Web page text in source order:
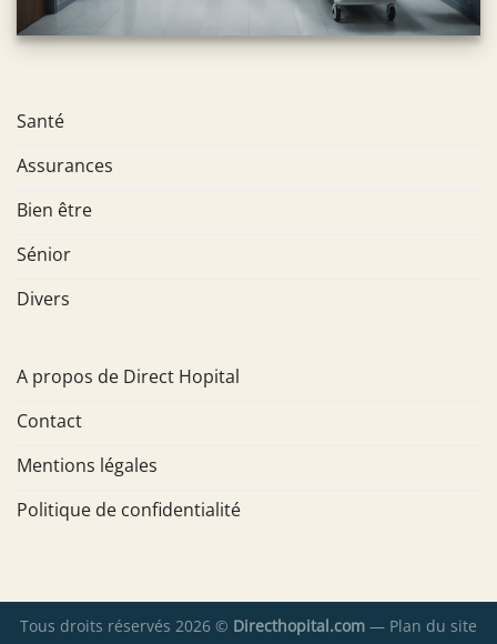
Santé
Assurances
Bien être
Sénior
Divers
A propos de Direct Hopital
Contact
Mentions légales
Politique de confidentialité
Tous droits réservés 2026 © Directhopital.com — Plan du site